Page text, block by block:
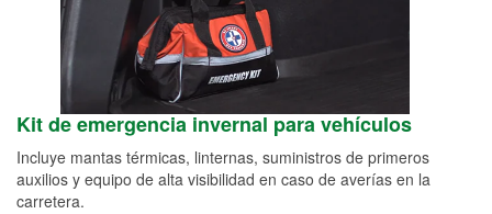
Kit de emergencia invernal para vehículos
Incluye mantas térmicas, linternas, suministros de primeros
auxilios y equipo de alta visibilidad en caso de averías en la
carretera.